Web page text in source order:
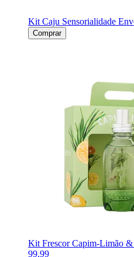
Kit Caju Sensorialidade
Comprar
Kit Frescor Capim-Limão
99,99